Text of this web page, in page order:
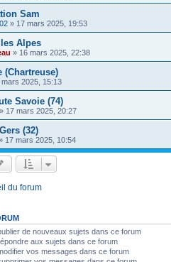
Sam
» 17 mars 2025, 19:53
Alpes
» 16 mars 2025, 22:38
(Chartreuse)
mars 2025, 15:13
Savoie (74)
» 17 mars 2025, 20:27
(32)
17 mars 2025, 10:54
du forum
de nouveaux sujets dans ce forum
aux sujets dans ce forum
vos messages dans ce forum